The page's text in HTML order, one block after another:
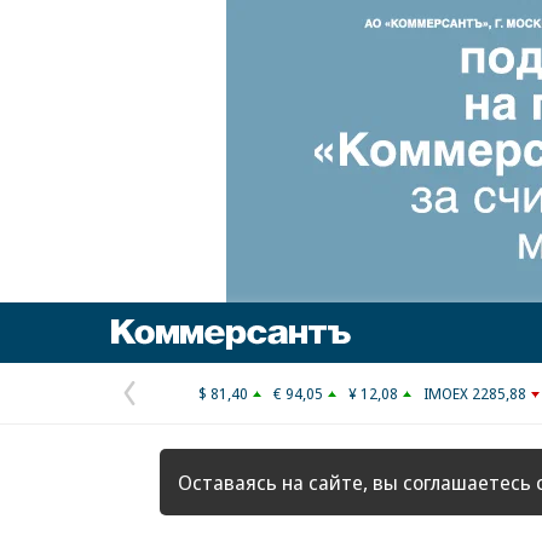
Предыдущая
страница
$ 81,40 € 94,05 ¥ 12,08 IMOEX 2285,88
Оставаясь на сайте, вы соглашаетесь